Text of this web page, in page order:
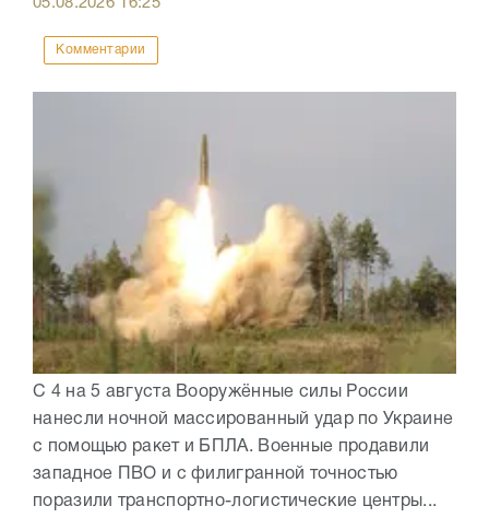
05.08.2026 16:25
Комментарии
С 4 на 5 августа Вооружённые силы России
нанесли ночной массированный удар по Украине
с помощью ракет и БПЛА. Военные продавили
западное ПВО и с филигранной точностью
поразили транспортно-логистические центры...